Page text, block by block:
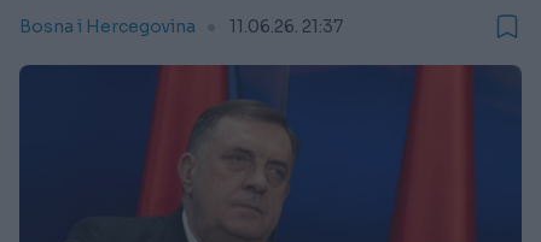
Bosna i Hercegovina 11.06.26. 21:37